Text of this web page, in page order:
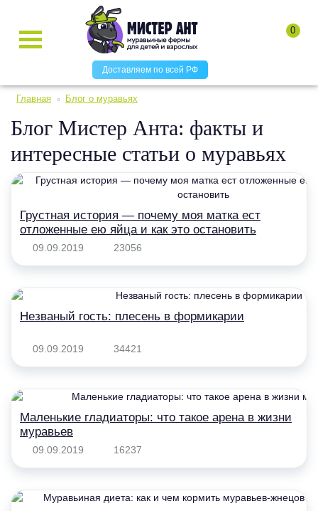
Доставляем по всей РФ
0
Главная Блог о муравьях
Блог Мистер Анта: факты и
интересные статьи о муравьях
Грустная история — почему моя матка ест
отложенные ею яйца и как это остановить
09.09.2019 23056
Незваный гость: плесень в формикарии
09.09.2019 34421
Маленькие гладиаторы: что такое арена в жизни
муравьев
09.09.2019 16237